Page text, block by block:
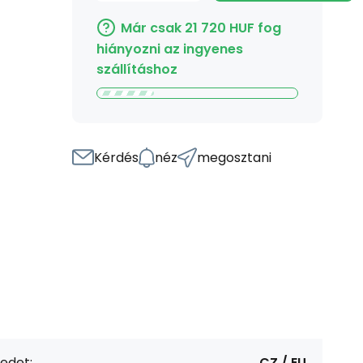
Már csak 21 720 HUF fog
hiányozni az ingyenes
szállításhoz
Kérdés néz megosztani